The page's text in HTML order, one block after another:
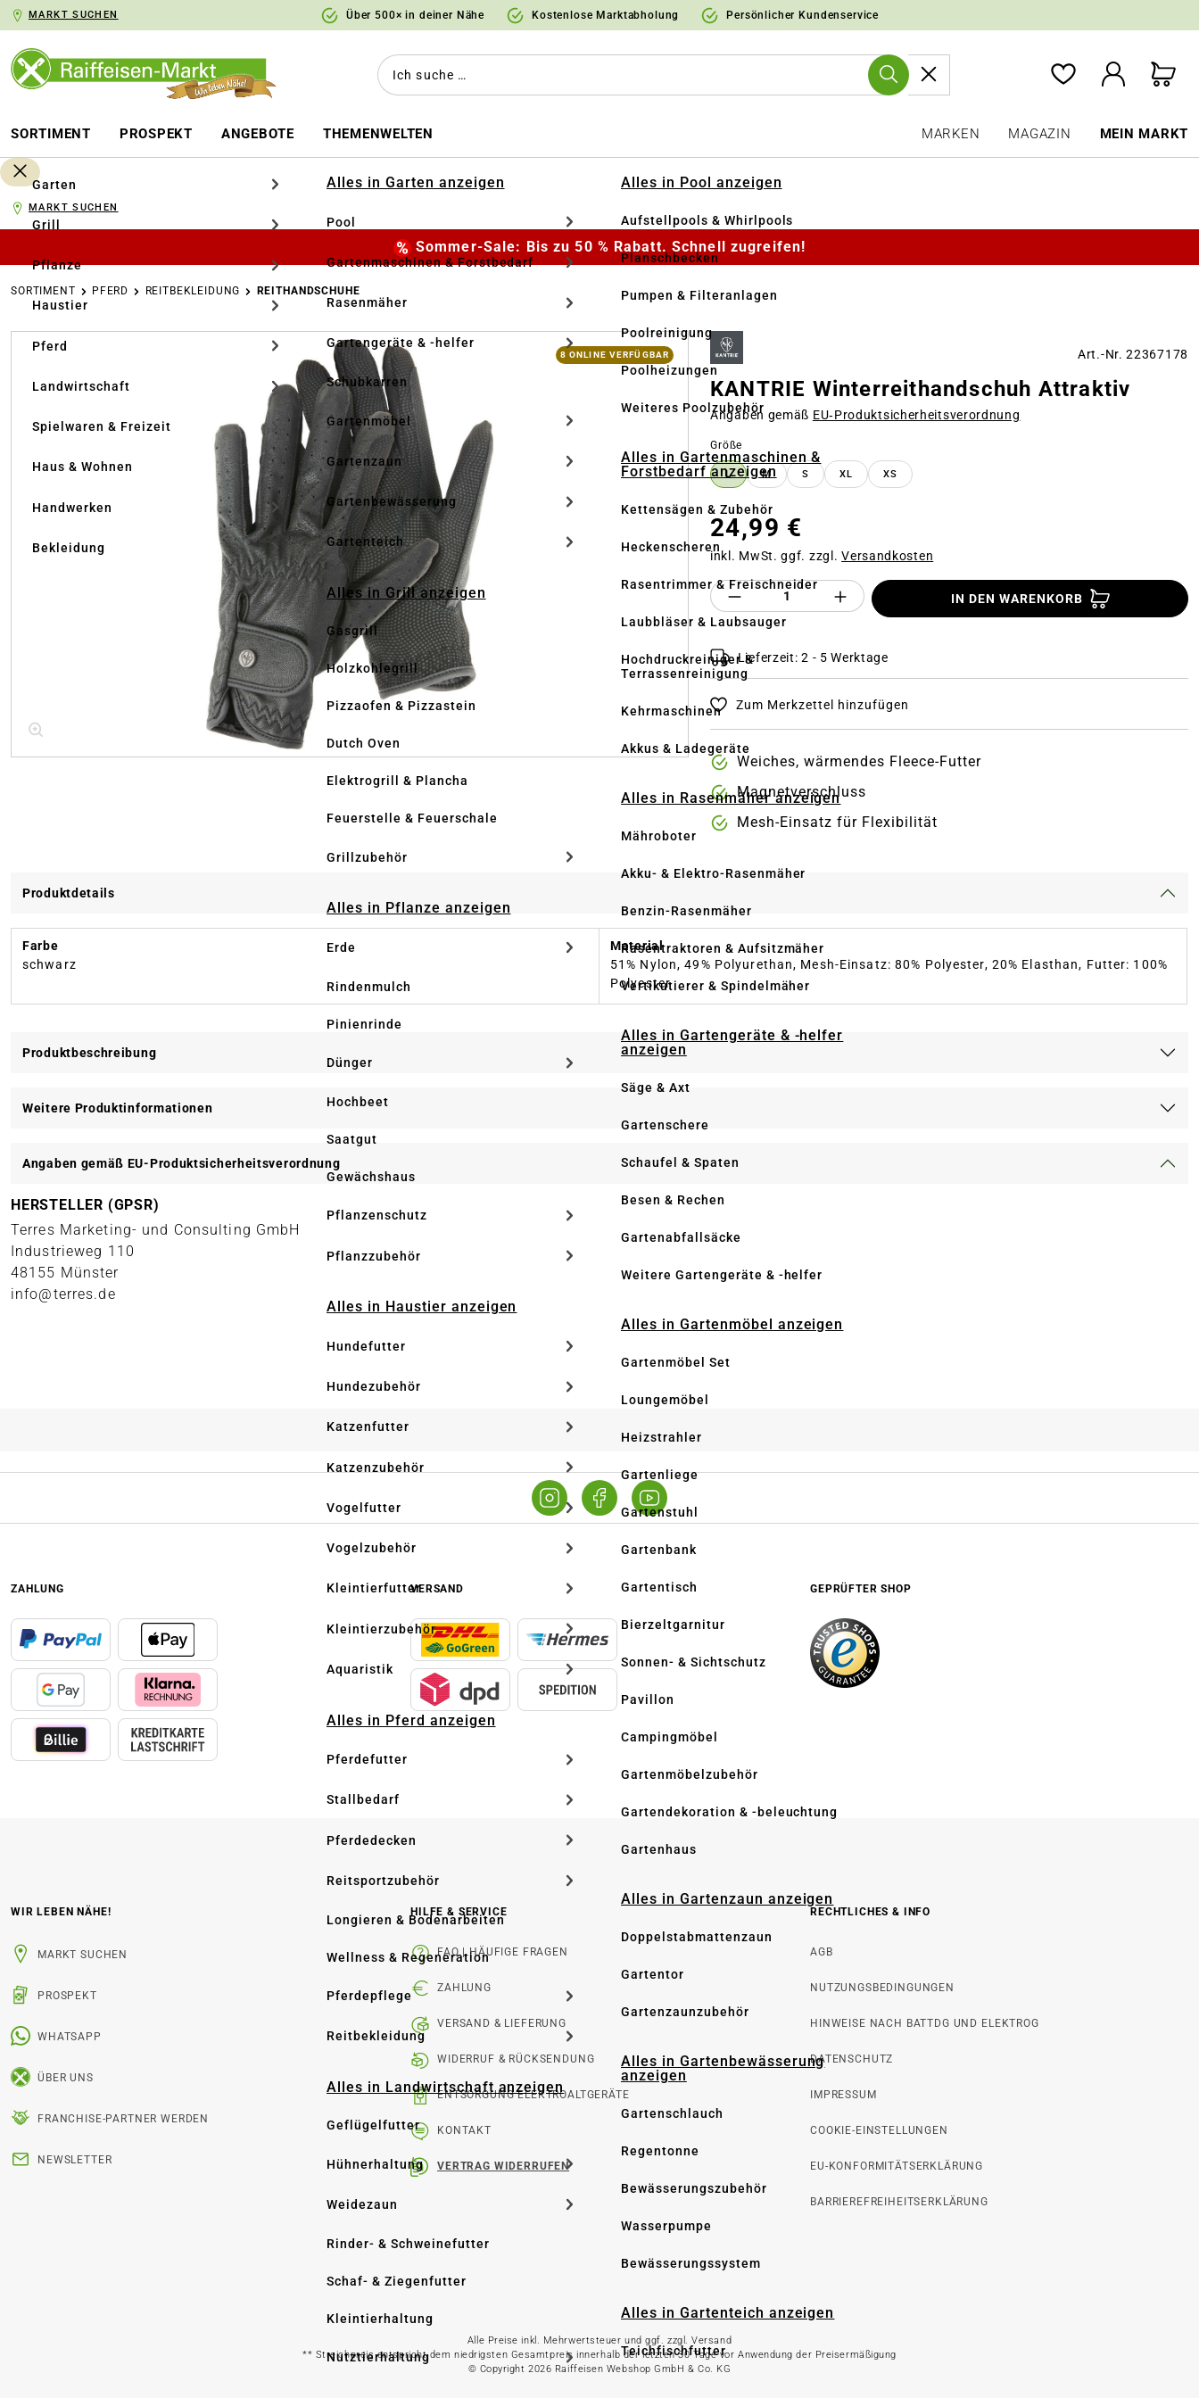
Zur Hauptnavigation springen
MARKT SUCHEN Über 500× in deiner Nähe Kostenlose Marktabholung Persönlicher Kundenservice
SORTIMENT PROSPEKT ANGEBOTE THEMENWELTEN MARKEN MAGAZIN MEIN MARKT
Garten
Grill
Pflanze
Haustier
Pferd
Landwirtschaft
Spielwaren & Freizeit
Haus & Wohnen
Handwerken
Bekleidung
Alles in Garten anzeigen
Pool
Gartenmaschinen & Forstbedarf
Rasenmäher
Gartengeräte & -helfer
Schubkarren
Gartenmöbel
Gartenzaun
Gartenbewässerung
Gartenteich
Alles in Grill anzeigen
Gasgrill
Holzkohlegrill
Pizzaofen & Pizzastein
Dutch Oven
Elektrogrill & Plancha
Feuerstelle & Feuerschale
Grillzubehör
Alles in Pflanze anzeigen
Erde
Rindenmulch
Pinienrinde
Dünger
Hochbeet
Saatgut
Gewächshaus
Pflanzenschutz
Pflanzzubehör
Alles in Haustier anzeigen
Hundefutter
Hundezubehör
Katzenfutter
Katzenzubehör
Vogelfutter
Vogelzubehör
Kleintierfutter
Kleintierzubehör
Aquaristik
Alles in Pferd anzeigen
Pferdefutter
Stallbedarf
Pferdedecken
Reitsportzubehör
Longieren & Bodenarbeiten
Wellness & Regeneration
Pferdepflege
Reitbekleidung
Alles in Landwirtschaft anzeigen
Geflügelfutter
Hühnerhaltung
Weidezaun
Rinder- & Schweinefutter
Schaf- & Ziegenfutter
Kleintierhaltung
Nutztierhaltung
Alles in Pool anzeigen
Aufstellpools & Whirlpools
Planschbecken
Pumpen & Filteranlagen
Poolreinigung
Poolheizungen
Weiteres Poolzubehör
Alles in Gartenmaschinen &
Forstbedarf anzeigen
Kettensägen & Zubehör
Heckenscheren
Rasentrimmer & Freischneider
Laubbläser & Laubsauger
Hochdruckreiniger &
Terrassenreinigung
Kehrmaschinen
Akkus & Ladegeräte
Alles in Rasenmäher anzeigen
Mähroboter
Akku- & Elektro-Rasenmäher
Benzin-Rasenmäher
Rasentraktoren & Aufsitzmäher
Vertikutierer & Spindelmäher
Alles in Gartengeräte & -helfer
anzeigen
Säge & Axt
Gartenschere
Schaufel & Spaten
Besen & Rechen
Gartenabfallsäcke
Weitere Gartengeräte & -helfer
Alles in Gartenmöbel anzeigen
Gartenmöbel Set
Loungemöbel
Heizstrahler
Gartenliege
Gartenstuhl
Gartenbank
Gartentisch
Bierzeltgarnitur
Sonnen- & Sichtschutz
Pavillon
Campingmöbel
Gartenmöbelzubehör
Gartendekoration & -beleuchtung
Gartenhaus
Alles in Gartenzaun anzeigen
Doppelstabmattenzaun
Gartentor
Gartenzaunzubehör
Alles in Gartenbewässerung
anzeigen
Gartenschlauch
Regentonne
Bewässerungszubehör
Wasserpumpe
Bewässerungssystem
Alles in Gartenteich anzeigen
Teichfischfutter
MARKT SUCHEN
Sommer-Sale: Bis zu 50 % Rabatt. Schnell zugreifen!
SORTIMENT PFERD REITBEKLEIDUNG REITHANDSCHUHE
Bildergalerie überspringen
8 ONLINE VERFÜGBAR Art.-Nr. 22367178
KANTRIE Winterreithandschuh Attraktiv
Angaben gemäß EU‑Produktsicherheitsverordnung
Größe
L M S XL XS
24,99 €
inkl. MwSt. ggf. zzgl.Versandkosten
Produkt Anzahl des Produktes "%product%":
IN DEN WARENKORB
Lieferzeit: 2 - 5 Werktage
Zum Merkzettel hinzufügen
Weiches, wärmendes Fleece-Futter
Magnetverschluss
Mesh-Einsatz für Flexibilität
Produktdetails
Farbe
schwarz
Material
51% Nylon, 49% Polyurethan, Mesh-Einsatz: 80% Polyester, 20% Elasthan, Futter: 100%
Polyester
Produktbeschreibung
Weitere Produktinformationen
Angaben gemäß EU-Produktsicherheitsverordnung
HERSTELLER (GPSR)
Terres Marketing- und Consulting GmbH
Industrieweg 110
48155 Münster
info@terres.de
ZAHLUNG VERSAND GEPRÜFTER SHOP
WIR LEBEN NÄHE!
MARKT SUCHEN
PROSPEKT
WHATSAPP
ÜBER UNS
FRANCHISE-PARTNER WERDEN
NEWSLETTER
HILFE & SERVICE
FAQ | HÄUFIGE FRAGEN
ZAHLUNG
VERSAND & LIEFERUNG
WIDERRUF & RÜCKSENDUNG
ENTSORGUNG ELEKTROALTGERÄTE
KONTAKT
VERTRAG WIDERRUFEN
RECHTLICHES & INFO
AGB
NUTZUNGSBEDINGUNGEN
HINWEISE NACH BATTDG UND ELEKTROG
DATENSCHUTZ
IMPRESSUM
COOKIE-EINSTELLUNGEN
EU-KONFORMITÄTSERKLÄRUNG
BARRIEREFREIHEITSERKLÄRUNG
Alle Preise inkl. Mehrwertsteuer und ggf. zzgl. Versand
** Streichpreis entspricht dem niedrigsten Gesamtpreis innerhalb der letzten 30 Tage vor Anwendung der Preisermäßigung
© Copyright 2026 Raiffeisen Webshop GmbH & Co. KG